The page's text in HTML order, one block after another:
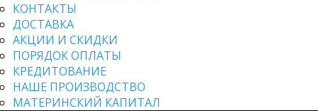
КОНТАКТЫ
ДОСТАВКА
АКЦИИ И СКИДКИ
ПОРЯДОК ОПЛАТЫ
КРЕДИТОВАНИЕ
НАШЕ ПРОИЗВОДСТВО
МАТЕРИНСКИЙ КАПИТАЛ